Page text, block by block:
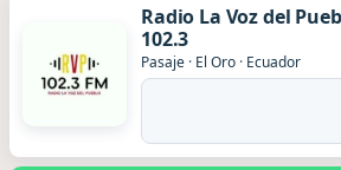
Radio La Voz del
102.3
Pasaje · El Oro · Ecuador